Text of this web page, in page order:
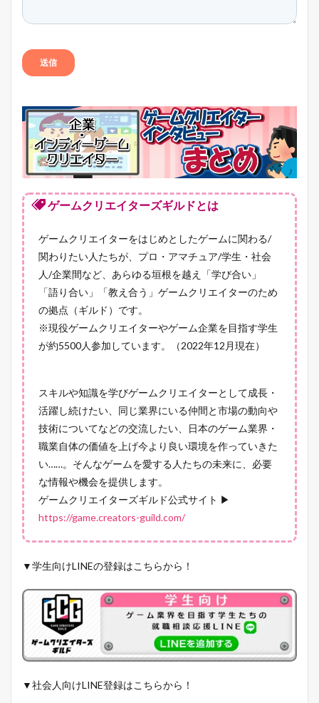
ゲームクリエイターズギルドとは
ゲームクリエイターをはじめとしたゲームに関わる/
関わりたい人たちが、プロ・アマチュア/学生・社会
人/企業間など、あらゆる垣根を越え「学び合い」
「語り合い」「教え合う」ゲームクリエイターのため
の拠点（ギルド）です。
※現役ゲームクリエイターやゲーム企業を目指す学生
が約5500人参加しています。（2022年12月現在）
スキルや知識を学びゲームクリエイターとして成長・
活躍し続けたい、同じ業界にいる仲間と市場の動向や
技術についてなどの交流したい、日本のゲーム業界・
職業自体の価値を上げ今より良い環境を作っていきた
い……。そんなゲームを愛する人たちの未来に、必要
な情報や機会を提供します。
ゲームクリエイターズギルド公式サイト ▶
https://game.creators-guild.com/
▼学生向けLINEの登録はこちらから！
▼社会人向けLINE登録はこちらから！